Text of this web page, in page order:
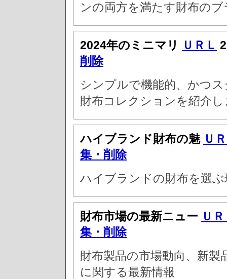
ンの両方を満たす財布の
2024年のミニマリ ＵＲＬ
削除
シンプルで機能的、かつ
財布コレクションを紹介
ハイブランド財布の魅 Ｕ
集・削除
ハイブランドの財布を選
財布市場の最新ニュー Ｕ
集・削除
財布製品の市場動向、新
に関する最新情報